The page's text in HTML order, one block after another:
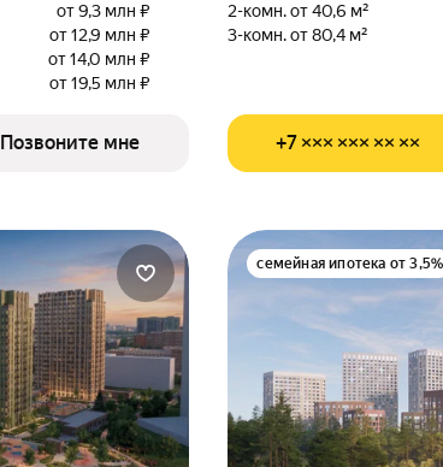
от 9,3 млн ₽
от 12,9 млн ₽
от 14,0 млн ₽
от 19,5 млн ₽
Позвоните мне
2-комн. от 40,6 м²
3-комн. от 80,4 м²
+7 ××× ××× ×× ××
семейная ипотека от 3,5%